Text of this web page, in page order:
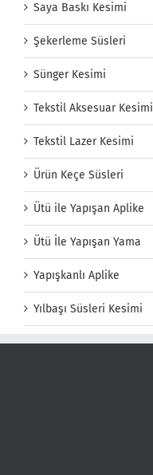
Saya Baskı Kesimi
Şekerleme Süsleri
Sünger Kesimi
Tekstil Aksesuar Kesimi
Tekstil Lazer Kesimi
Ürün Keçe Süsleri
Ütü ile Yapışan Aplike
Ütü İle Yapışan Yama
Yapışkanlı Aplike
Yılbaşı Süsleri Kesimi